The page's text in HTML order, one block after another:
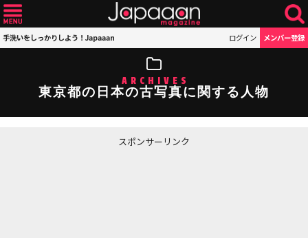
手洗いをしっかりしよう！Japaaan ログイン メンバー登録
ARCHIVES
東京都の日本の古写真に関する人物
スポンサーリンク